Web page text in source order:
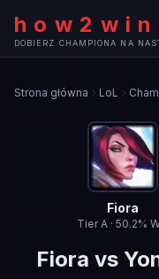
how2win
DOBIERZ CHAMPIONA NA
Strona główna LoL
Fiora
TierA · 50.2%
Fiora vs